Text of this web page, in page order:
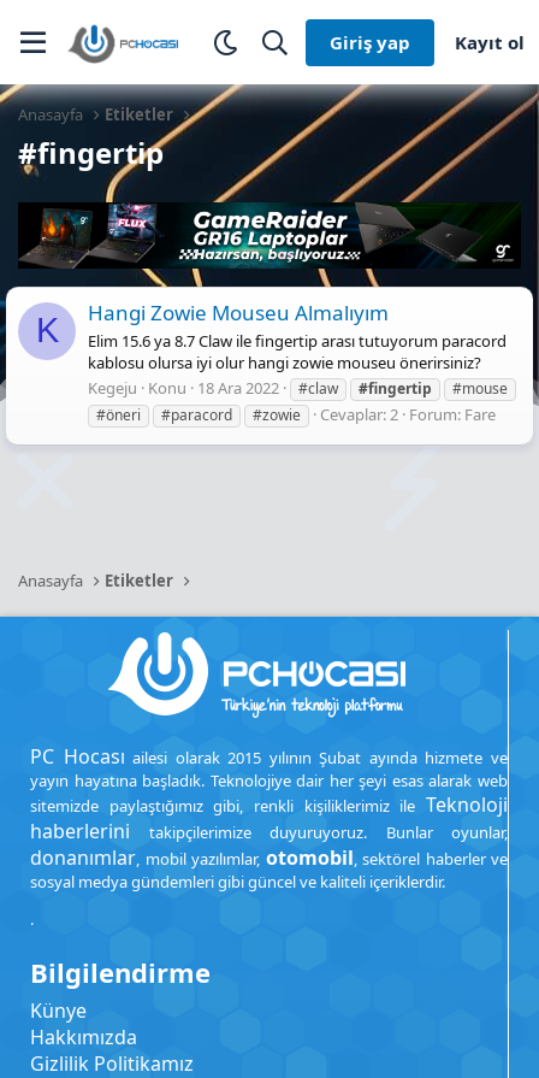
Giriş yap Kayıt ol
Anasayfa Etiketler
#fingertip
K Hangi Zowie Mouseu Almalıyım
Elim 15.6 ya 8.7 Claw ile fingertip arası tutuyorum paracord
kablosu olursa iyi olur hangi zowie mouseu önerirsiniz?
Kegeju
Konu 18 Ara 2022 #claw #fingertip
#mouse
#öneri
#paracord #zowie Cevaplar: 2 Forum: Fare
Anasayfa Etiketler
PC Hocası ailesi olarak 2015 yılının Şubat ayında hizmete ve
yayın hayatına başladık. Teknolojiye dair her şeyi esas alarak web
sitemizde paylaştığımız gibi, renkli kişiliklerimiz ile Teknoloji
haberlerini takipçilerimize duyuruyoruz. Bunlar oyunlar,
donanımlar, mobil yazılımlar, otomobil, sektörel haberler ve
sosyal medya gündemleri gibi güncel ve kaliteli içeriklerdir.
.
Bilgilendirme
Künye
Hakkımızda
Gizlilik Politikamız